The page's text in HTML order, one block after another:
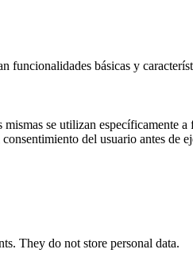
básicas y
se utilizan específicamente
del usuario antes de
They do not store personal data.